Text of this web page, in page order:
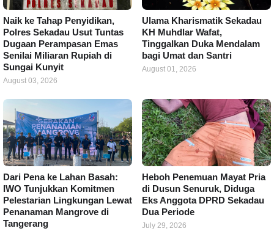
Naik ke Tahap Penyidikan,
Polres Sekadau Usut Tuntas
Dugaan Perampasan Emas
Senilai Miliaran Rupiah di
Sungai Kunyit
August 03, 2026
Ulama Kharismatik Sekadau
KH Muhdlar Wafat,
Tinggalkan Duka Mendalam
bagi Umat dan Santri
August 01, 2026
Dari Pena ke Lahan Basah:
IWO Tunjukkan Komitmen
Pelestarian Lingkungan Lewat
Penanaman Mangrove di
Tangerang
Heboh Penemuan Mayat Pria
di Dusun Senuruk, Diduga
Eks Anggota DPRD Sekadau
Dua Periode
July 29, 2026